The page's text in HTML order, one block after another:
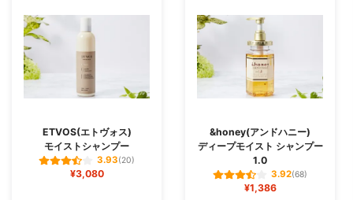
ETVOS(エトヴォス)
モイストシャンプー
3.93(20)
¥3,080
&honey(アンドハニー)
ディープモイスト シャンプー
1.0
3.92(68)
¥1,386